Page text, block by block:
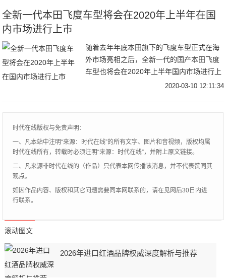
全新一代本田飞度车型将会在2020年上半年在国
内市场进行上市
随着去年年底本田旗下的飞度车型正式在海
外市场亮相之后，全新一代的国产本田飞度
车型也将会在2020年上半年国内市场进行上
市，新车车型上市之后将会继续在国内小型
2020-03-10 12:11:34
时代在线版权与免责声明：
一、凡本站中注明“来源：时代在线”的所有文字、图片和音视频，版权均属
时代在线所有，转载时必须注明“来源：时代在线”，并附上原文链接。
二、凡来源非时代在线的（作品）只代表本网传播该消息，并不代表赞同其
观点。
如因作品内容、版权和其它问题需要同本网联系的，请在见网后30日内进
行联系。
滚动图文
2026年进口红酒品牌权威深度解析与推荐